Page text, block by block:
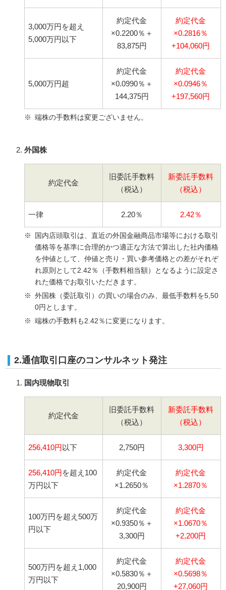
3,000万円を超え
5,000万円以下
約定代金
×0.2200％＋
83,875円
約定代金
×0.2816％
+104,060円
5,000万円超
約定代金
×0.0990％＋
144,375円
約定代金
×0.0946％
+197,560円
端株の手数料は変更ございません。
外国株
約定代金
旧委託手数料
（税込）
新委託手数料
（税込）
一律 2.20％ 2.42％
国内店頭取引は、直近の外国金融商品市場等における取引
価格等を基準に合理的かつ適正な方法で算出した社内価格
を仲値として、仲値と売り・買い参考価格との差がそれぞ
れ原則として2.42％（手数料相当額）となるように設定さ
れた価格でお取引いただきます。
外国株（委託取引）の買いの場合のみ、最低手数料を5,50
0円とします。
端株の手数料も2.42％に変更になります。
2.通信取引口座のコンサルネット発注
国内現物取引
約定代金
旧委託手数料
（税込）
新委託手数料
（税込）
256,410円以下 2,750円 3,300円
256,410円を超え100
万円以下
約定代金
×1.2650％
約定代金
×1.2870％
100万円を超え500万
円以下
約定代金
×0.9350％＋
3,300円
約定代金
×1.0670％
+2,200円
500万円を超え1,000
万円以下
約定代金
×0.5830％＋
20,900円
約定代金
×0.5698％
+27,060円